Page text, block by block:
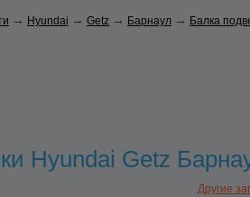
→ Hyundai → Getz → Барнаул → Балка
Hyundai Getz
Другие